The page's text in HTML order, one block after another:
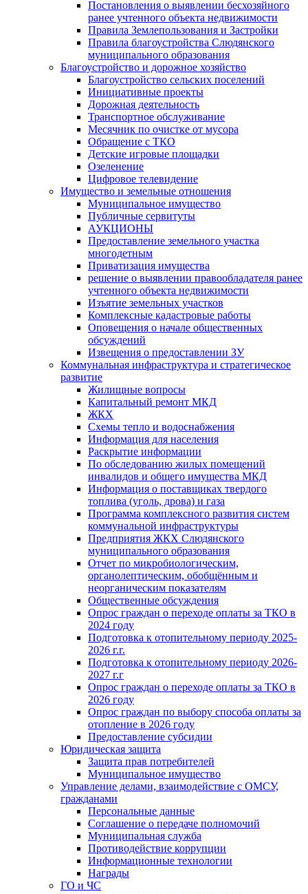
Постановления о выявлении бесхозяйного
ранее учтенного объекта недвижимости
Правила Землепользования и Застройки
Правила благоустройства Слюдянского
муниципального образования
Благоустройство и дорожное хозяйство
Благоустройство сельских поселений
Инициативные проекты
Дорожная деятельность
Транспортное обслуживание
Месячник по очистке от мусора
Обращение с ТКО
Детские игровые площадки
Озеленение
Цифровое телевидение
Имущество и земельные отношения
Муниципальное имущество
Публичные сервитуты
АУКЦИОНЫ
Предоставление земельного участка
многодетным
Приватизация имущества
решение о выявлении правообладателя ранее
учтенного объекта недвижимости
Изъятие земельных участков
Комплексные кадастровые работы
Оповещения о начале общественных
обсуждений
Извещения о предоставлении ЗУ
Коммунальная инфраструктура и стратегическое
развитие
Жилищные вопросы
Капитальный ремонт МКД
ЖКХ
Схемы тепло и водоснабжения
Информация для населения
Раскрытие информации
По обследованию жилых помещений
инвалидов и общего имущества МКД
Информация о поставщиках твердого
топлива (уголь, дрова) и газа
Программа комплексного развития систем
коммунальной инфраструктуры
Предприятия ЖКХ Слюдянского
муниципального образования
Отчет по микробиологическим,
органолептическим, обобщённым и
неорганическим показателям
Общественные обсуждения
Опрос граждан о переходе оплаты за ТКО в
2024 году
Подготовка к отопительному периоду 2025-
2026 г.г.
Подготовка к отопительному периоду 2026-
2027 г.г
Опрос граждан о переходе оплаты за ТКО в
2026 году
Опрос граждан по выбору способа оплаты за
отопление в 2026 году
Предоставление субсидии
Юридическая защита
Защита прав потребителей
Муниципальное имущество
Управление делами, взаимодействие с ОМСУ,
гражданами
Персональные данные
Соглашение о передаче полномочий
Муниципальная служба
Противодействие коррупции
Информационные технологии
Награды
ГО и ЧС